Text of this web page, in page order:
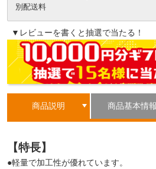
別配送料
▼レビューを書くと抽選で当たる！
商品説明 商品基本情報
【特長】
●軽量で加工性が優れています。